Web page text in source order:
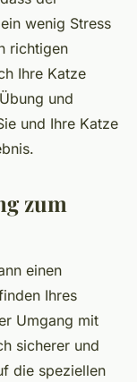
wenig Stress
richtigen
Ihre Katze
und
und Ihre Katze
zum
einen
Ihres
Umgang mit
sicherer und
die speziellen